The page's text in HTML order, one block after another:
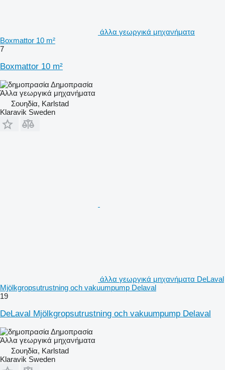
άλλα γεωργικά μηχανήματα
Boxmattor 10 m²
7
Boxmattor 10 m²
Δημοπρασία
Άλλα γεωργικά μηχανήματα
Σουηδία, Karlstad
Klaravik Sweden
άλλα γεωργικά μηχανήματα DeLaval
Mjölkgropsutrustning och vakuumpump Delaval
19
DeLaval Mjölkgropsutrustning och vakuumpump Delaval
Δημοπρασία
Άλλα γεωργικά μηχανήματα
Σουηδία, Karlstad
Klaravik Sweden